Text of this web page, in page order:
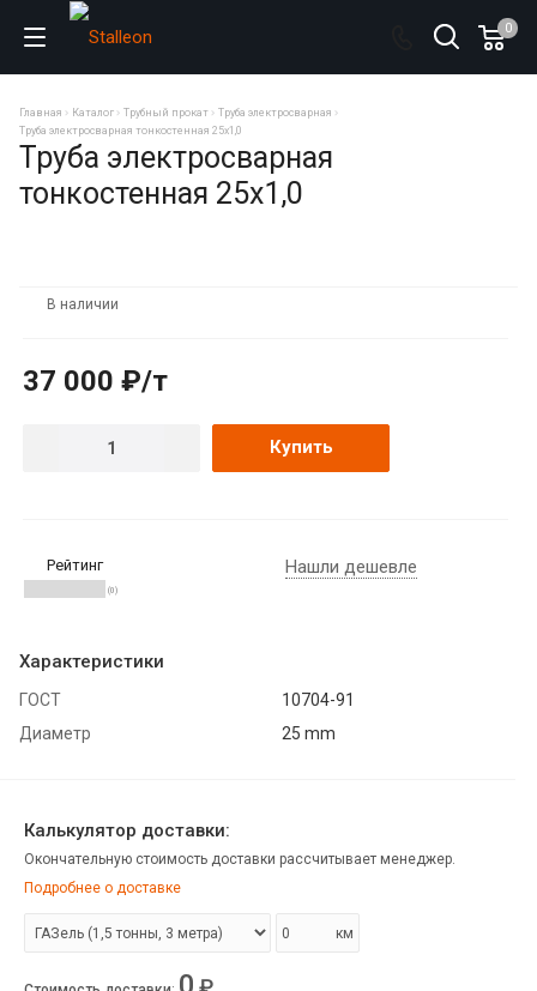
0
Главная Каталог Трубный прокат
Труба электросварная
Труба электросварная тонкостенная 25х1,0
Труба электросварная
тонкостенная 25х1,0
В наличии
37 000 ₽/т
Купить
Рейтинг
(0)
Нашли дешевле
Характеристики
ГОСТ
10704-91
Диаметр
25 mm
Калькулятор доставки:
Окончательную стоимость доставки рассчитывает менеджер.
Подробнее о доставке
км